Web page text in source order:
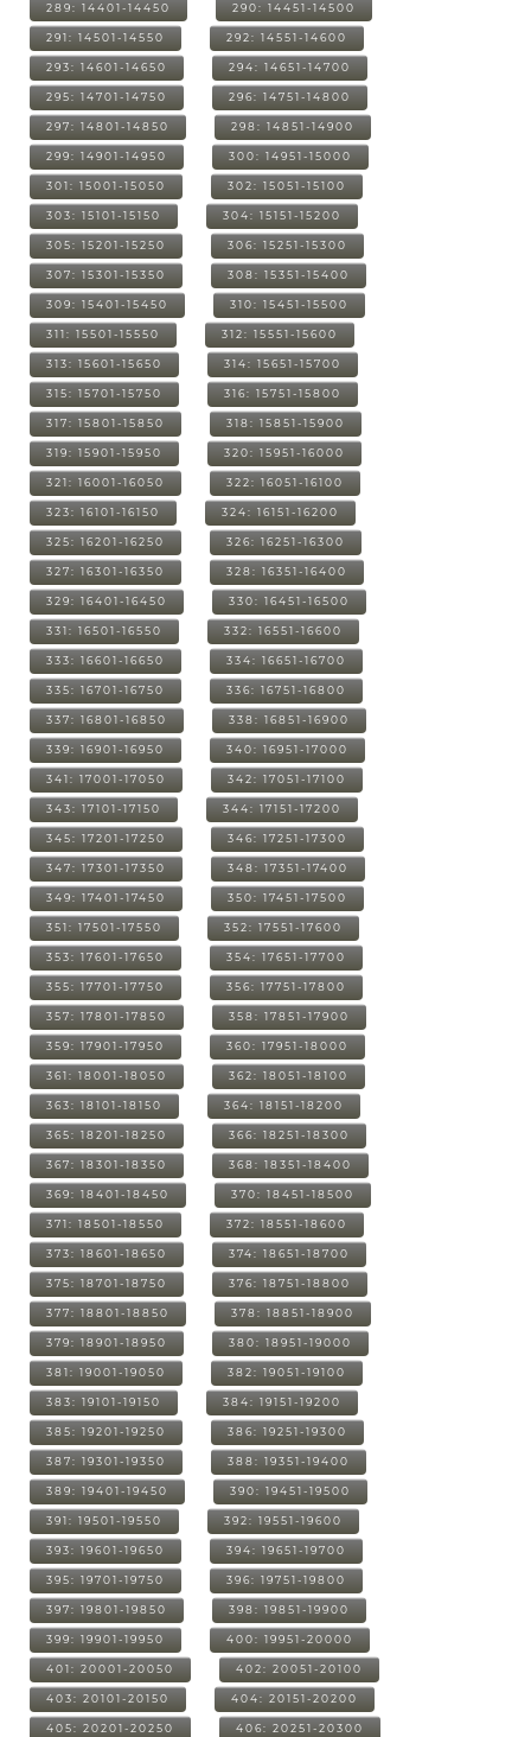
289: 14401-14450 290: 14451-14500
291: 14501-14550 292: 14551-14600
293: 14601-14650 294: 14651-14700
295: 14701-14750 296: 14751-14800
297: 14801-14850 298: 14851-14900
299: 14901-14950 300: 14951-15000
301: 15001-15050 302: 15051-15100
303: 15101-15150 304: 15151-15200
305: 15201-15250 306: 15251-15300
307: 15301-15350 308: 15351-15400
309: 15401-15450 310: 15451-15500
311: 15501-15550 312: 15551-15600
313: 15601-15650 314: 15651-15700
315: 15701-15750 316: 15751-15800
317: 15801-15850 318: 15851-15900
319: 15901-15950 320: 15951-16000
321: 16001-16050 322: 16051-16100
323: 16101-16150 324: 16151-16200
325: 16201-16250 326: 16251-16300
327: 16301-16350 328: 16351-16400
329: 16401-16450 330: 16451-16500
331: 16501-16550 332: 16551-16600
333: 16601-16650 334: 16651-16700
335: 16701-16750 336: 16751-16800
337: 16801-16850 338: 16851-16900
339: 16901-16950 340: 16951-17000
341: 17001-17050 342: 17051-17100
343: 17101-17150 344: 17151-17200
345: 17201-17250 346: 17251-17300
347: 17301-17350 348: 17351-17400
349: 17401-17450 350: 17451-17500
351: 17501-17550 352: 17551-17600
353: 17601-17650 354: 17651-17700
355: 17701-17750 356: 17751-17800
357: 17801-17850 358: 17851-17900
359: 17901-17950 360: 17951-18000
361: 18001-18050 362: 18051-18100
363: 18101-18150 364: 18151-18200
365: 18201-18250 366: 18251-18300
367: 18301-18350 368: 18351-18400
369: 18401-18450 370: 18451-18500
371: 18501-18550 372: 18551-18600
373: 18601-18650 374: 18651-18700
375: 18701-18750 376: 18751-18800
377: 18801-18850 378: 18851-18900
379: 18901-18950 380: 18951-19000
381: 19001-19050 382: 19051-19100
383: 19101-19150 384: 19151-19200
385: 19201-19250 386: 19251-19300
387: 19301-19350 388: 19351-19400
389: 19401-19450 390: 19451-19500
391: 19501-19550 392: 19551-19600
393: 19601-19650 394: 19651-19700
395: 19701-19750 396: 19751-19800
397: 19801-19850 398: 19851-19900
399: 19901-19950 400: 19951-20000
401: 20001-20050 402: 20051-20100
403: 20101-20150 404: 20151-20200
405: 20201-20250 406: 20251-20300